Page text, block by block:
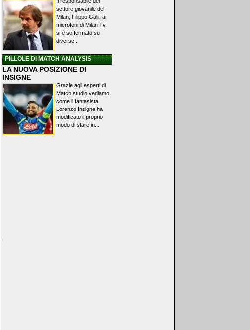
settore giovanile del
Milan, Filippo Galli, ai
microfoni di Milan Tv,
si è soffermato su
diverse...
PILLOLE DI MATCH ANALYSIS
LA NUOVA POSIZIONE DI
INSIGNE
Grazie agli esperti di
Match studio vediamo
come il fantasista
Lorenzo Insigne ha
modificato il proprio
modo di stare in...